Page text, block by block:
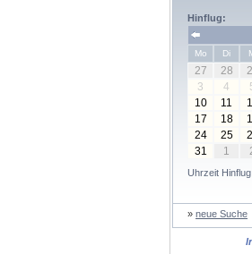
Hinflug:
Mo
Di
27 28
3
4
10
11
17
18
24
25
31
1
Uhrzeit Hinflug
» neue Suche